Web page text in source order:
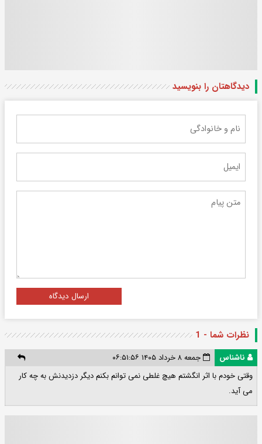
دیدگاهتان را بنویسید
ارسال دیدگاه
نظرات شما - 1
ناشناس
جمعه ۸ خرداد ۱۴۰۵ ۰۶:۵۱:۵۶
وقتی خودم با اثر انگشتم هیچ غلطی نمی توانم بکنم دیگر دزدیدنش به چه کار
می آید.